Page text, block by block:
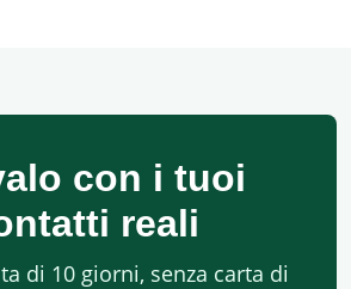
con i tuoi
reali
di 10 giorni, senza carta di